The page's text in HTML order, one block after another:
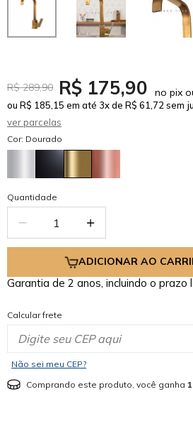
R$ 289,90 R$ 175,90 no pix
ou R$ 185,15 em até 3x de R$ 61,72 sem
ver parcelas
Cor: Dourado
Quantidade
ADICIONAR AO
Garantia de 2 anos, incluindo o prazo
Calcular frete
Não sei meu CEP?
Comprando este produto, você ganha